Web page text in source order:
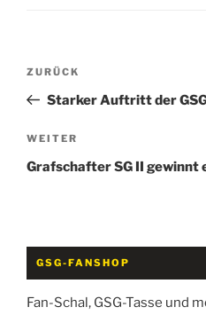
Beitragsnavigation
Vorheriger
Beitrag
ZURÜCK
Starker Auftritt der
Nächster
Beitrag
WEITER
Grafschafter SG II gewinnt
GSG-FANSHOP
Fan-Schal, GSG-Tasse und